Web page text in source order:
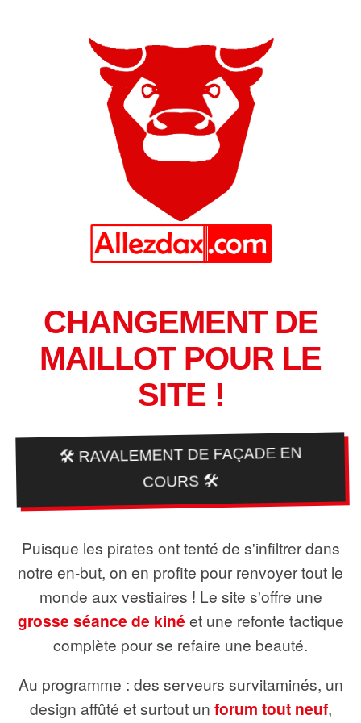
CHANGEMENT DE
MAILLOT POUR LE
SITE !
🛠️ RAVALEMENT DE FAÇADE EN
COURS 🛠️
Puisque les pirates ont tenté de s'infiltrer dans
notre en-but, on en profite pour renvoyer tout le
monde aux vestiaires ! Le site s'offre une
grosse séance de kiné et une refonte tactique
complète pour se refaire une beauté.
Au programme : des serveurs survitaminés, un
design affûté et surtout un forum tout neuf,